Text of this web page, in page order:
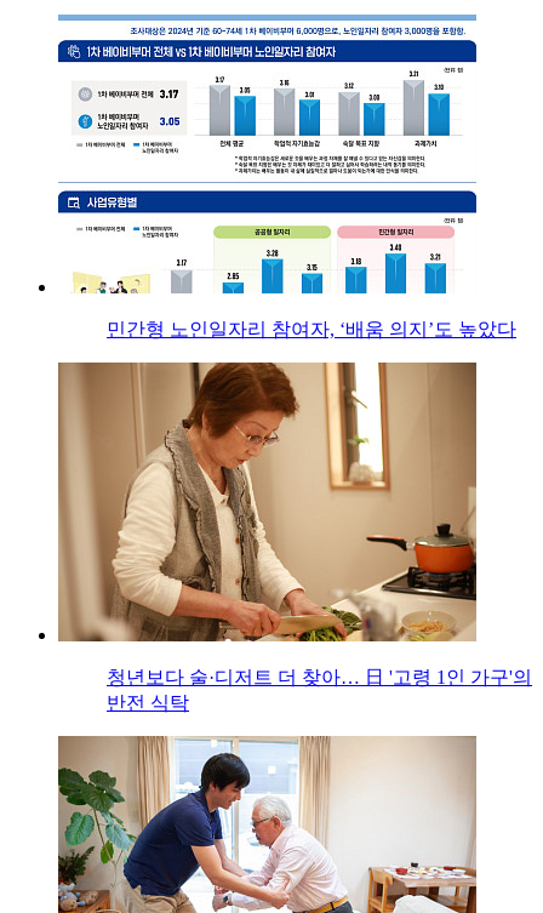
민간형 노인일자리 참여자, ‘배움 의지’도 높았다
청년보다 술·디저트 더 찾아… 日 '고령 1인 가구'의
반전 식탁